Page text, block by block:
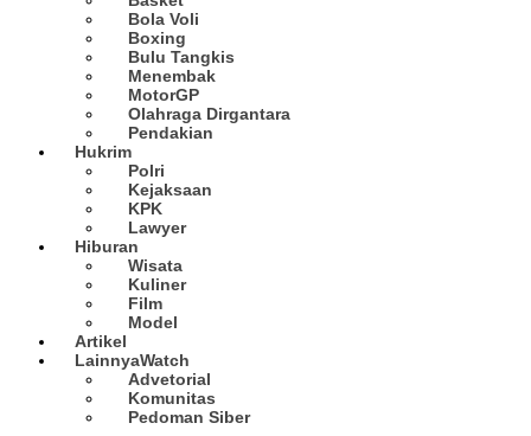
Bola Voli
Boxing
Bulu Tangkis
Menembak
MotorGP
Olahraga Dirgantara
Pendakian
Hukrim
Polri
Kejaksaan
KPK
Lawyer
Hiburan
Wisata
Kuliner
Film
Model
Artikel
LainnyaWatch
Advetorial
Komunitas
Pedoman Siber